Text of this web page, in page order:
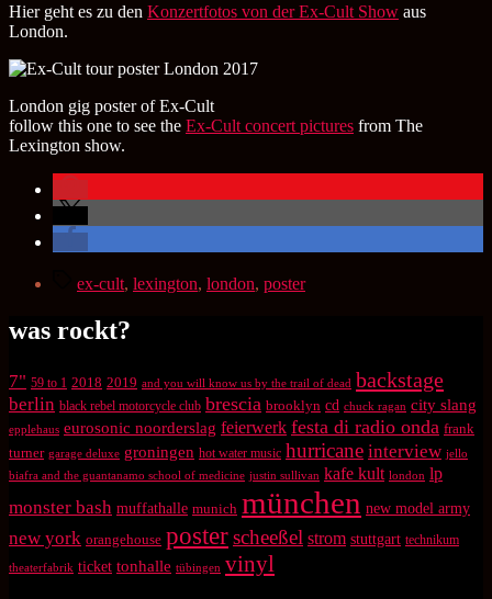
poster
Hier geht es zu den Konzertfotos von der Ex-Cult Show aus
London.
London gig poster of Ex-Cult
follow this one to see the Ex-Cult concert pictures from The
Lexington show.
Schlagwörter
ex-cult, lexington, london, poster
was rockt?
7" 59 to 1 2018 2019 and you will know us by the trail of dead backstage
berlin black rebel motorcycle club brescia brooklyn cd chuck ragan city slang
epplehaus eurosonic noorderslag feierwerk festa di radio onda frank
turner garage deluxe groningen hot water music hurricane interview jello
biafra and the guantanamo school of medicine justin sullivan kafe kult london lp
monster bash muffathalle munich münchen new model army
new york orangehouse posterscheeßel strom stuttgart technikum
theaterfabrik ticket tonhalle tübingen vinyl